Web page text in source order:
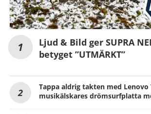
Ljud & Bild ger SUPRA
betyget ”UTMÄRKT”
Tappa aldrig takten med Lenovo
musikälskares drömsurfplatta